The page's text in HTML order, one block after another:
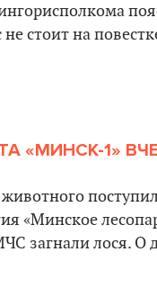
стоит на
«МИНСК-1»
«Минское
загнали лося. О